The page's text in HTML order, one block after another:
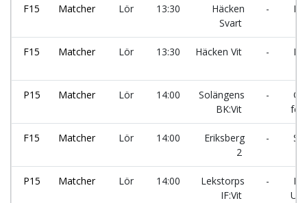
F15 Matcher Lör 13:30
Häcken
Svart
-
F15 Matcher Lör 13:30 Häcken Vit -
P15 Matcher Lör 14:00
Solängens
BK:Vit
-
fc:2
F15 Matcher Lör 14:00
Eriksberg
2
-
P15 Matcher Lör 14:00
Lekstorps
IF:Vit
-